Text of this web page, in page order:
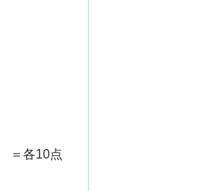
＝各10点